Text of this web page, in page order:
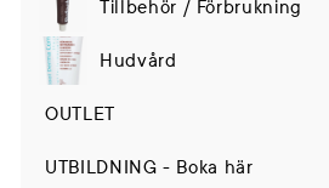
Tillbehör / Förbrukning
Hudvård
Expand
submenu
OUTLET
UTBILDNING - Boka här